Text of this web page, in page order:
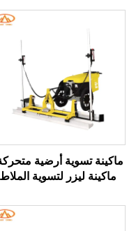
ماكينة تسوية أرضية
ماكينة ليزر لتسوية الملاط
ماكينات تشطيب الطرق،
ماكينة تسوية الخرسانة